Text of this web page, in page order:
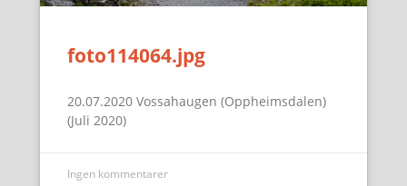
foto114064.jpg
20.07.2020 Vossahaugen (Oppheimsdalen)
(Juli 2020)
Ingen kommentarer